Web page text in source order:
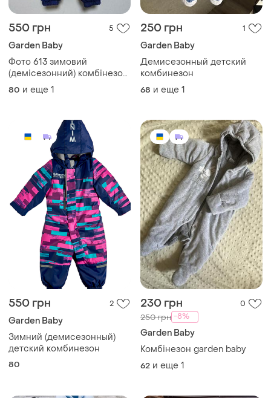
550 грн 5
Garden Baby
Фото 613 зимовий
(демісезонний) комбінезон
garden baby на зріст 80 см
стан нового
80 и еще 1
250 грн 1
Garden Baby
Демисезонный детский
комбинезон
68 и еще 1
550 грн 2
Garden Baby
Зимний (демисезонный)
детский комбинезон
80
230 грн 0
250 грн -8%
Garden Baby
Комбінезон garden baby
62 и еще 1